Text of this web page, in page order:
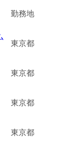
勤務地
東京都
東京都
東京都
東京都